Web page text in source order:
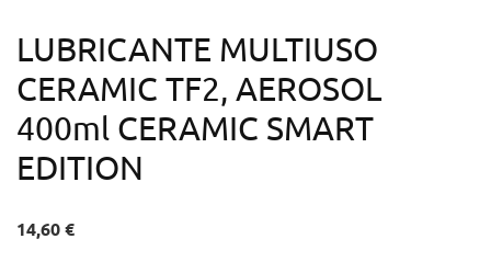
LUBRICANTE MULTIUSO
CERAMIC TF2, AEROSOL
400ml CERAMIC SMART
EDITION
14,60 €